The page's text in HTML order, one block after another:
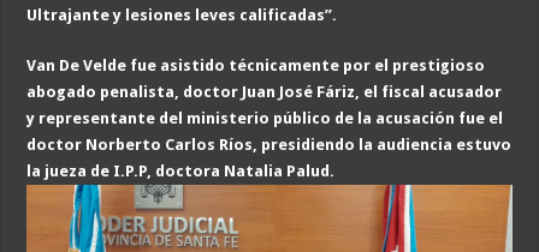
Ultrajante y lesiones leves calificadas”.
Van De Velde fue asistido técnicamente por el prestigioso
abogado penalista, doctor Juan José Fáriz, el fiscal acusador
y representante del ministerio público de la acusación fue el
doctor Norberto Carlos Ríos, presidiendo la audiencia estuvo
la jueza de I.P.P, doctora Natalia Palud.